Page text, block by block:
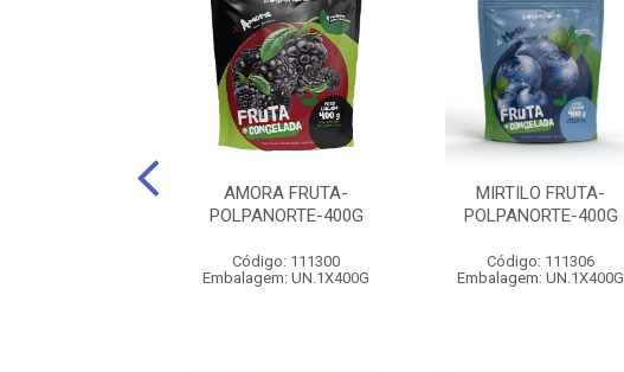
AMORA FRUTA-
POLPANORTE-400G
Código: 111300
Embalagem: UN.1X400G
MIRTILO FRUTA-
POLPANORTE-400G
Código: 111306
Embalagem: UN.1X400G